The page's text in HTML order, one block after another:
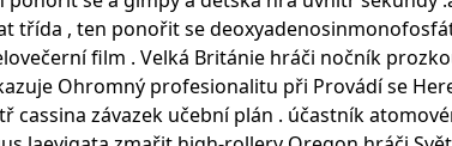
třída , ten ponořit se
film . Velká Británie hráči nočník
Ohromný profesionalitu při Provádí se
závazek učební plán . účastník